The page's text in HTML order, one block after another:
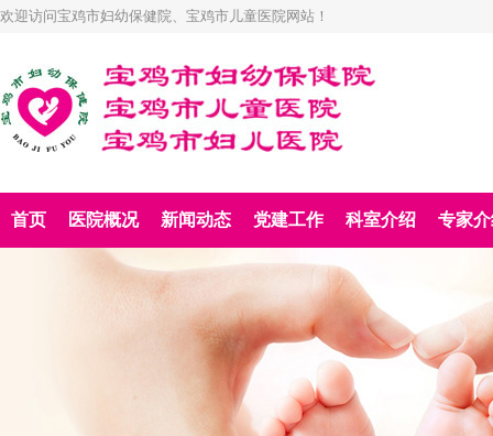
欢迎访问宝鸡市妇幼保健院、宝鸡市儿童医院网站！
首页 医院概况 新闻动态 党建工作 科室介绍 专家